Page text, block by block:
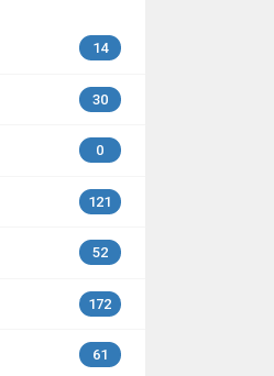
14
30
0
121
52
172
61